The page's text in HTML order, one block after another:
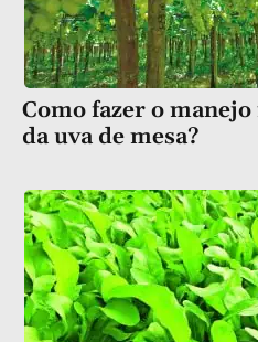
Como fazer o
da uva de mesa?